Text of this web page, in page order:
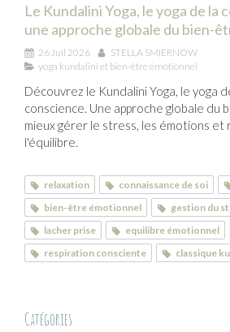
Le Kundalini Yoga, le yoga de la
une approche globale du bien-
26 Juil 2026
STELLA SMIERNOW
yoga kundalini et bien-être émotionnel
Découvrez le Kundalini Yoga, le yoga
conscience. Une approche globale du
mieux gérer le stress, les émotions
l'équilibre.
relaxation connaissance de soi
bien-être émotionnel
gestion du
lacher prise
equilibre émotionnel
respiration consciente
classique
Catégories